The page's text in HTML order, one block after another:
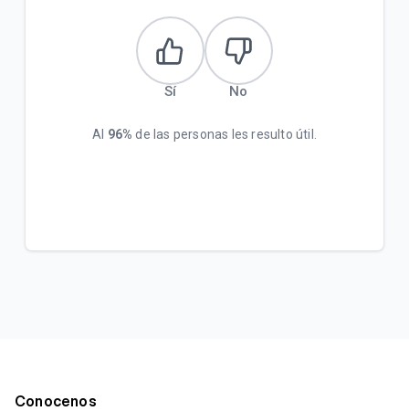
Sí No
Al 96% de las personas les resulto útil.
Conocenos